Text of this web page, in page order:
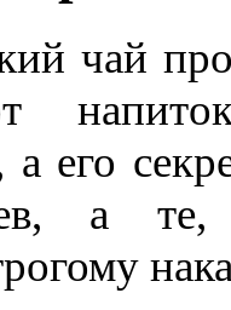
чай
его
а